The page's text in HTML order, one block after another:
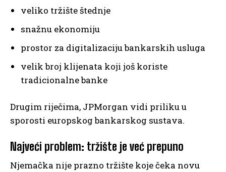
veliko tržište štednje
snažnu ekonomiju
prostor za digitalizaciju bankarskih usluga
velik broj klijenata koji još koriste
tradicionalne banke
Drugim riječima, JPMorgan vidi priliku u
sporosti europskog bankarskog sustava.
Najveći problem: tržište je već prepuno
Njemačka nije prazno tržište koje čeka novu